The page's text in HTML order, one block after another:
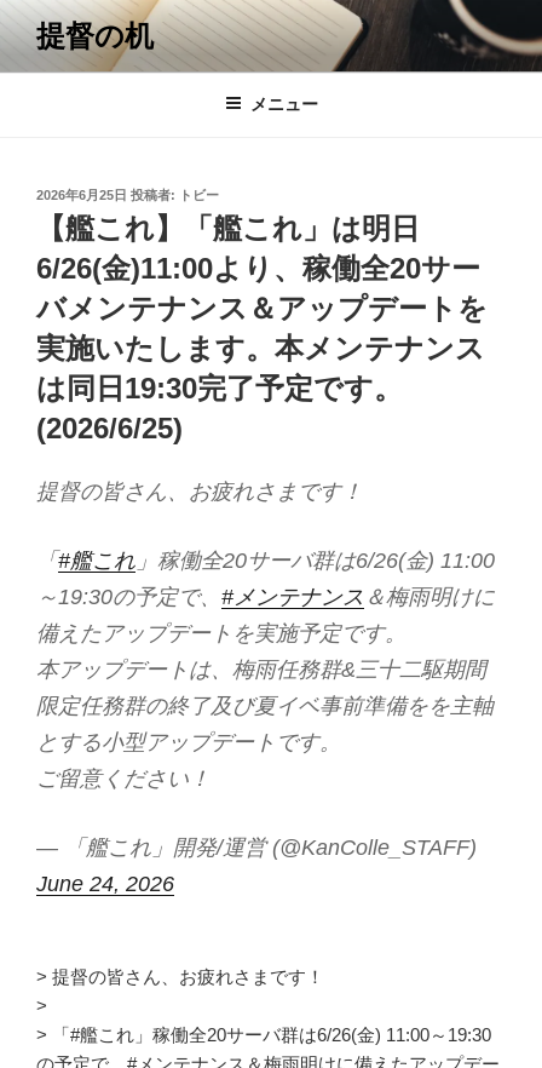
コ
テ
提督の机
メニュー
投
2026年6月25日 投稿者: トビー
【艦これ】「艦これ」は明日
6/26(金)11:00より、稼働全20サー
バメンテナンス＆アップデートを
実施いたします。本メンテナンス
は同日19:30完了予定です。
(2026/6/25)
提督の皆さん、お疲れさまです！
「#艦これ 」稼働全20サーバ群は6/26(金) 11:00
～19:30の予定で、 #メンテナンス ＆梅雨明けに
備えたアップデートを実施予定です。
本アップデートは、梅雨任務群&三十二駆期間
限定任務群の終了及び夏イベ事前準備をを主軸
とする小型アップデートです。
ご留意ください！
— 「艦これ」開発/運営 (@KanColle_STAFF)
June 24, 2026
> 提督の皆さん、お疲れさまです！
>
> 「#艦これ」稼働全20サーバ群は6/26(金) 11:00～19:30
の予定で、#メンテナンス＆梅雨明けに備えたアップデー